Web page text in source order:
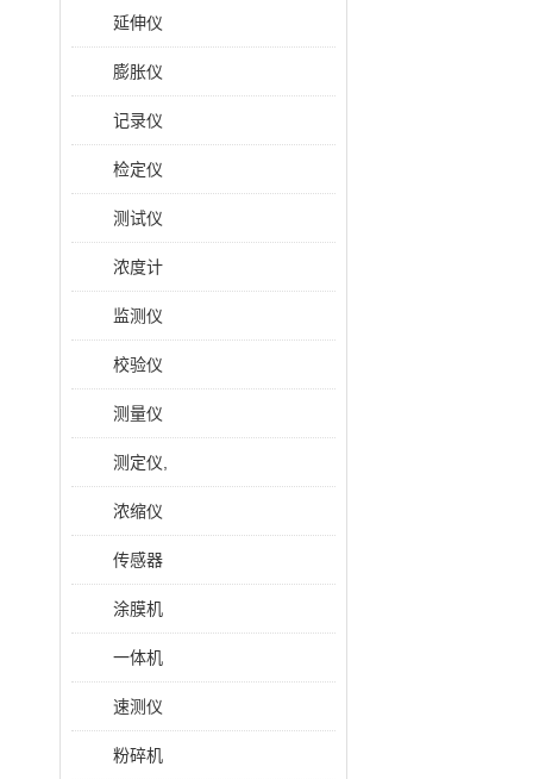
延伸仪
膨胀仪
记录仪
检定仪
测试仪
浓度计
监测仪
校验仪
测量仪
测定仪,
浓缩仪
传感器
涂膜机
一体机
速测仪
粉碎机